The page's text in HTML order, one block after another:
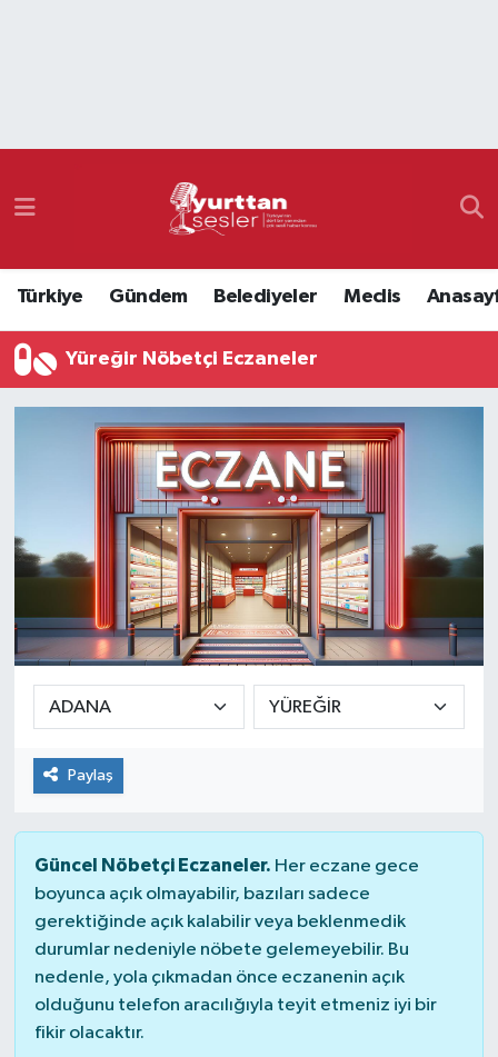
Türkiye Gündem Belediyeler Meclis
Yüreğir Nöbetçi Eczaneler
Paylaş
Güncel Nöbetçi Eczaneler. Her eczane gece
boyunca açık olmayabilir, bazıları sadece
gerektiğinde açık kalabilir veya beklenmedik
durumlar nedeniyle nöbete gelemeyebilir. Bu
nedenle, yola çıkmadan önce eczanenin açık
olduğunu telefon aracılığıyla teyit etmeniz iyi bir
fikir olacaktır.
Namaz Vakitleri
Süper Lig Puan Durumu ve Fikstür
Tüm Manşetler
Son Dakika Haberleri
Haber Arşivi